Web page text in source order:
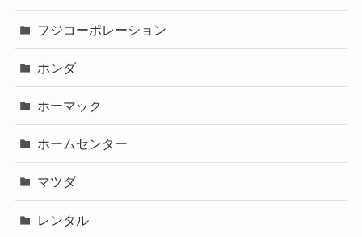
フジコーポレーション
ホンダ
ホーマック
ホームセンター
マツダ
レンタル